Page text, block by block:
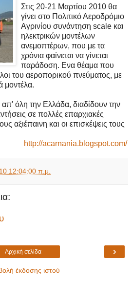
Στις 20-21 Μαρτίου 2010 θα
γίνει στο Πολιτικό Αεροδρόμιο
Αγρινίου συνάντηση scale και
ηλεκτρικών μοντέλων
ανεμοπτέρων, που με τα
χρόνια φαίνεται να γίνεται
παράδοση. Ενα θέαμα που
του αεροπορικού πνεύματος, με
μοντέλα.
όλη την Ελλάδα, διαδίδουν την
σε πολλές επαρχιακές
αξιέπαινη και οι επισκέψεις τους
http://acarnania.blogspot.com/
12:04:00 π.μ.
›
Αρχική σελίδα
έκδοσης ιστού